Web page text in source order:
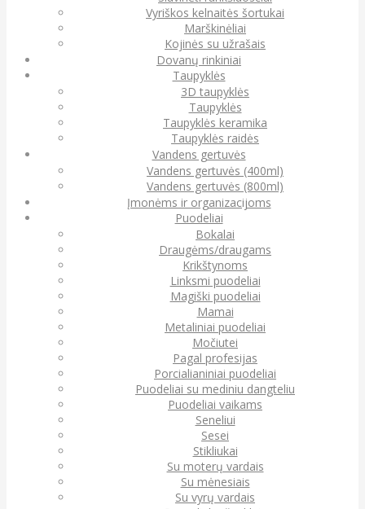
Vyriškos kelnaitės šortukai
Marškinėliai
Kojinės su užrašais
Dovanų rinkiniai
Taupyklės
3D taupyklės
Taupyklės
Taupyklės keramika
Taupyklės raidės
Vandens gertuvės
Vandens gertuvės (400ml)
Vandens gertuvės (800ml)
Įmonėms ir organizacijoms
Puodeliai
Bokalai
Draugėms/draugams
Krikštynoms
Linksmi puodeliai
Magiški puodeliai
Mamai
Metaliniai puodeliai
Močiutei
Pagal profesijas
Porcialianiniai puodeliai
Puodeliai su mediniu dangteliu
Puodeliai vaikams
Seneliui
Sesei
Stikliukai
Su moterų vardais
Su mėnesiais
Su vyrų vardais